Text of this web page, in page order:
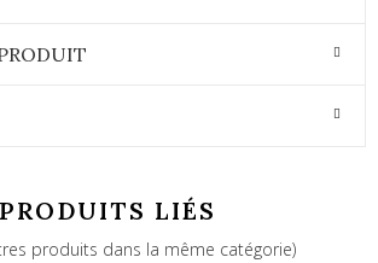
PRODUITS LIÉS
produits dans la même catégorie)